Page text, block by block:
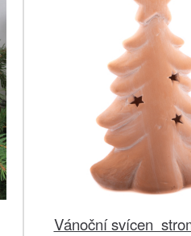
Vánoční svícen